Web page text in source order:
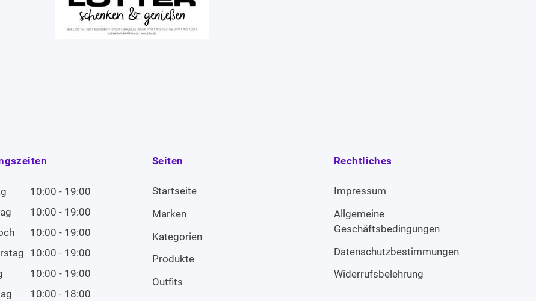
10:00 - 19:00
10:00 - 19:00
10:00 - 19:00
10:00 - 19:00
10:00 - 19:00
10:00 - 18:00
Seiten
Startseite
Marken
Kategorien
Produkte
Outfits
Rechtliches
Impressum
Allgemeine
Geschäftsbedingungen
Datenschutzbestimmungen
Widerrufsbelehrung